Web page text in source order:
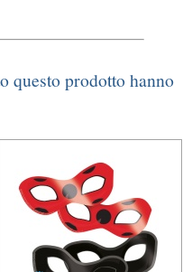
questo prodotto hanno